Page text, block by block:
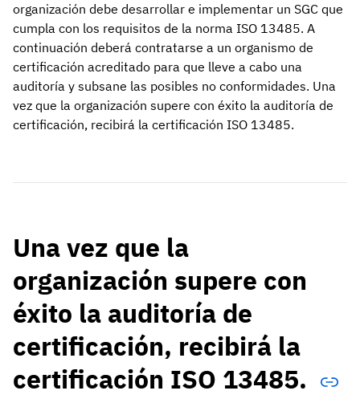
organización debe desarrollar e implementar un SGC que
cumpla con los requisitos de la norma ISO 13485. A
continuación deberá contratarse a un organismo de
certificación acreditado para que lleve a cabo una
auditoría y subsane las posibles no conformidades. Una
vez que la organización supere con éxito la auditoría de
certificación, recibirá la certificación ISO 13485.
Una vez que la
organización supere con
éxito la auditoría de
certificación, recibirá la
certificación ISO 13485.